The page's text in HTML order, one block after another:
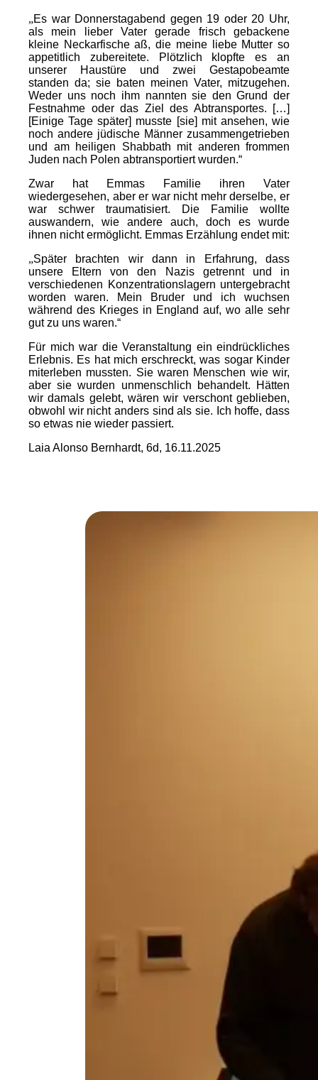
„Es war Donnerstagabend gegen 19 oder 20 Uhr,
als mein lieber Vater gerade frisch gebackene
kleine Neckarfische aß, die meine liebe Mutter so
appetitlich zubereitete. Plötzlich klopfte es an
unserer Haustüre und zwei Gestapobeamte
standen da; sie baten meinen Vater, mitzugehen.
Weder uns noch ihm nannten sie den Grund der
Festnahme oder das Ziel des Abtransportes. […]
[Einige Tage später] musste [sie] mit ansehen, wie
noch andere jüdische Männer zusammengetrieben
und am heiligen Shabbath mit anderen frommen
Juden nach Polen abtransportiert wurden.“
Zwar hat Emmas Familie ihren Vater
wiedergesehen, aber er war nicht mehr derselbe, er
war schwer traumatisiert. Die Familie wollte
auswandern, wie andere auch, doch es wurde
ihnen nicht ermöglicht. Emmas Erzählung endet mit:
„Später brachten wir dann in Erfahrung, dass
unsere Eltern von den Nazis getrennt und in
verschiedenen Konzentrationslagern untergebracht
worden waren. Mein Bruder und ich wuchsen
während des Krieges in England auf, wo alle sehr
gut zu uns waren.“
Für mich war die Veranstaltung ein eindrückliches
Erlebnis. Es hat mich erschreckt, was sogar Kinder
miterleben mussten. Sie waren Menschen wie wir,
aber sie wurden unmenschlich behandelt. Hätten
wir damals gelebt, wären wir verschont geblieben,
obwohl wir nicht anders sind als sie. Ich hoffe, dass
so etwas nie wieder passiert.
Laia Alonso Bernhardt, 6d, 16.11.2025